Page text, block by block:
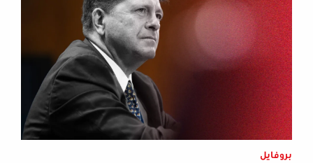
بروفايل